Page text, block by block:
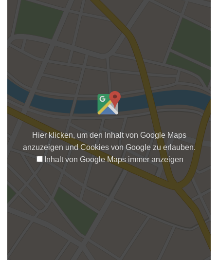
Hier klicken, um den Inhalt von Google Maps
anzuzeigen und Cookies von Google zu erlauben.
Inhalt von Google Maps immer anzeigen